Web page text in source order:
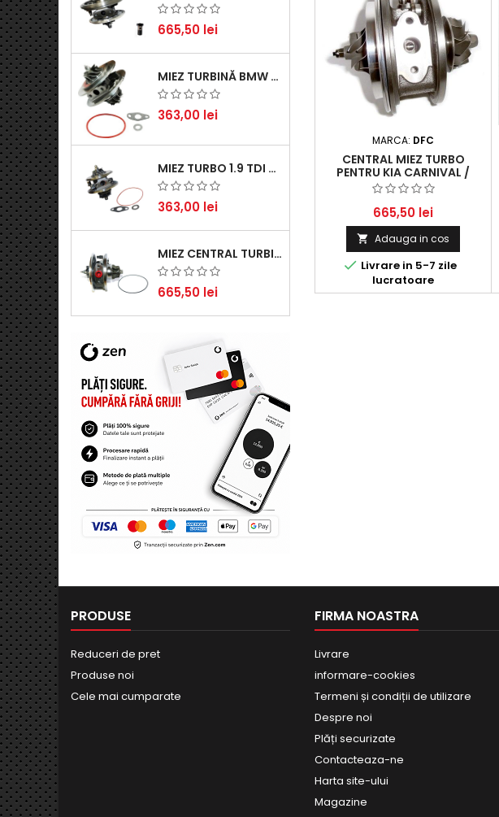
665,50 lei
MIEZ TURBINĂ BMW SERIA 1 (E81, E87) 120 D - CREȘTEȚI PERFORMANȚA ȘI RĂSPUNSUL MOTORULUI
363,00 lei
MIEZ TURBO 1.9 TDI - PERFORMANȚĂ FIABILĂ PENTRU AUDI, SEAT, SKODA ȘI VW
363,00 lei
MIEZ CENTRAL TURBINĂ SUZUKI GRAND ESCUDO II 1.9 DDIS TRACȚIUNE INTEGRALĂ - MOTORIZARE 1.9L, 95 KW (129 CP)
665,50 lei
MARCA: DFC
CENTRAL MIEZ TURBO
PENTRU KIA CARNIVAL /
GRAND CARNIVAL II 2.9 CRDI
(2006 - )
665,50 lei
 Adauga in cos
 Livrare in 5-7 zile
lucratoare
PRODUSE
Reduceri de pret
Produse noi
Cele mai cumparate
FIRMA NOASTRA
Livrare
informare-cookies
Termeni și condiții de utilizare
Despre noi
Plăți securizate
Contacteaza-ne
Harta site-ului
Magazine